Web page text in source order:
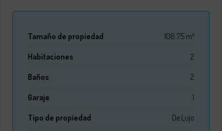
Tamaño de propiedad 106.75 m²
Habitaciones 2
Baños 2
Garaje 1
Tipo de propiedad De Lujo